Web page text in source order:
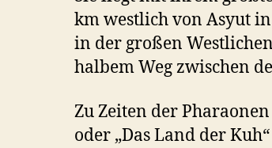
km westlich von Asyut
in der großen
halbem Weg zwischen
Zu Zeiten der
oder „Das Land der